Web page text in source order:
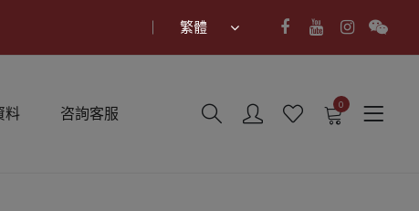
繁體
料 咨詢客服 0